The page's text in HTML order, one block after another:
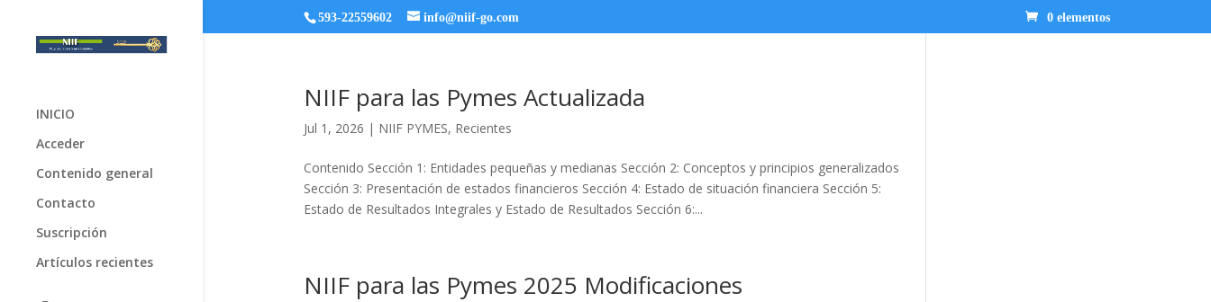
593-22559602 info@niif-go.com 0 elementos
INICIO
Acceder
Contenido general
Contacto
Suscripción
Artículos recientes
NIIF para las Pymes Actualizada
Jul 1, 2026 | NIIF PYMES, Recientes
Contenido Sección 1: Entidades pequeñas y medianas Sección 2: Conceptos y principios generalizados
Sección 3: Presentación de estados financieros Sección 4: Estado de situación financiera Sección 5:
Estado de Resultados Integrales y Estado de Resultados Sección 6:...
NIIF para las Pymes 2025 Modificaciones